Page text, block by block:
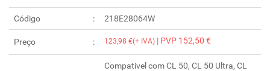
Código 218E28064W
Preço 123,98 €(+ IVA) | PVP 152,50 €
Compativel com CL 50, CL 50 Ultra, CL